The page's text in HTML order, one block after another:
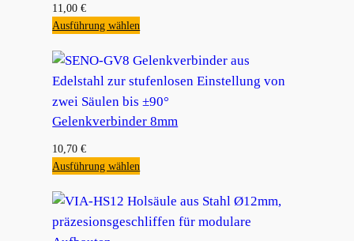
11,00€
Ausführung wählen
Gelenkverbinder 8mm
10,70€
Ausführung wählen